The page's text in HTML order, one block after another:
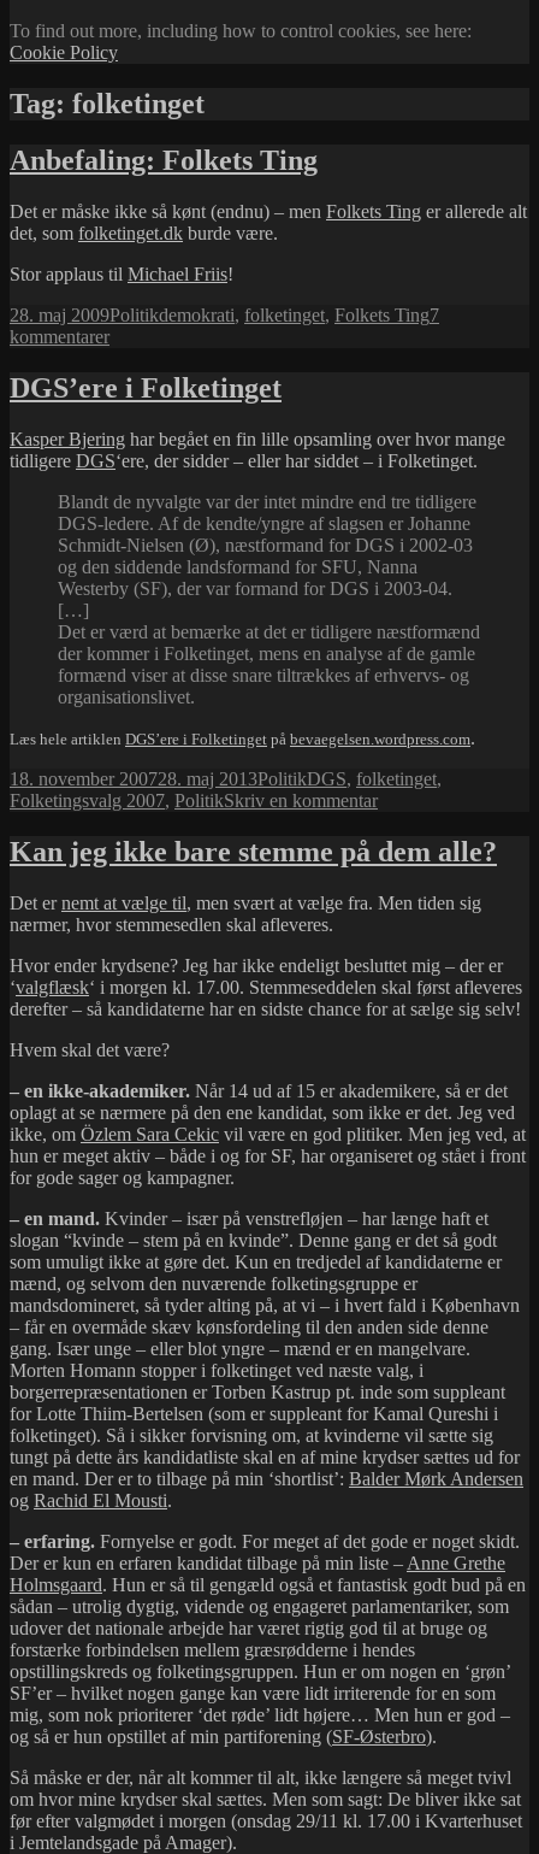
To find out more, including how to control cookies, see here:
Cookie Policy
Tag: folketinget
Anbefaling: Folkets Ting
Det er måske ikke så kønt (endnu) – men Folkets Ting er allerede alt
det, som folketinget.dk burde være.
Stor applaus til Michael Friis!
Udgivet
i
28. maj 2009Kategorier
PolitikTags
demokrati, folketinget, Folkets Ting7
kommentarertil
Folkets
Ting
DGS’ere i Folketinget
Kasper Bjering har begået en fin lille opsamling over hvor mange
tidligere DGS‘ere, der sidder – eller har siddet – i Folketinget.
Blandt de nyvalgte var der intet mindre end tre tidligere
DGS-ledere. Af de kendte/yngre af slagsen er Johanne
Schmidt-Nielsen (Ø), næstformand for DGS i 2002-03
og den siddende landsformand for SFU, Nanna
Westerby (SF), der var formand for DGS i 2003-04.
[…]
Det er værd at bemærke at det er tidligere næstformænd
der kommer i Folketinget, mens en analyse af de gamle
formænd viser at disse snare tiltrækkes af erhvervs- og
organisationslivet.
Læs hele artiklen DGS’ere i Folketinget på bevaegelsen.wordpress.com.
Udgivet
i
18. november 200728. maj 2013Kategorier
PolitikTags
DGS, folketinget,
Folketingsvalg 2007, PolitikSkriv en kommentartil
Folketinget
Kan jeg ikke bare stemme på dem alle?
Det ernemt at vælge til, men svært at vælge fra. Men tiden sig
nærmer, hvor stemmesedlen skal afleveres.
Hvor ender krydsene? Jeg har ikke endeligt besluttet mig – der er
‘valgflæsk‘ i morgen kl. 17.00. Stemmeseddelen skal først afleveres
derefter – så kandidaterne har en sidste chance for at sælge sig selv!
Hvem skal det være?
– en ikke-akademiker. Når 14 ud af 15 er akademikere, så er det
oplagt at se nærmere på den ene kandidat, som ikke er det. Jeg ved
ikke, om Özlem Sara Cekic vil være en god plitiker. Men jeg ved, at
hun er meget aktiv – både i og for SF, har organiseret og stået i front
for gode sager og kampagner.
– en mand. Kvinder – især på venstrefløjen – har længe haft et
slogan “kvinde – stem på en kvinde”. Denne gang er det så godt
som umuligt ikke at gøre det. Kun en tredjedel af kandidaterne er
mænd, og selvom den nuværende folketingsgruppe er
mandsdomineret, så tyder alting på, at vi – i hvert fald i København
– får en overmåde skæv kønsfordeling til den anden side denne
gang. Især unge – eller blot yngre – mænd er en mangelvare.
Morten Homann stopper i folketinget ved næste valg, i
borgerrepræsentationen er Torben Kastrup pt. inde som suppleant
for Lotte Thiim-Bertelsen (som er suppleant for Kamal Qureshi i
folketinget). Så i sikker forvisning om, at kvinderne vil sætte sig
tungt på dette års kandidatliste skal en af mine krydser sættes ud for
en mand. Der er to tilbage på min ‘shortlist’: Balder Mørk Andersen
og Rachid El Mousti.
– erfaring. Fornyelse er godt. For meget af det gode er noget skidt.
Der er kun en erfaren kandidat tilbage på min liste – Anne Grethe
Holmsgaard. Hun er så til gengæld også et fantastisk godt bud på en
sådan – utrolig dygtig, vidende og engageret parlamentariker, som
udover det nationale arbejde har været rigtig god til at bruge og
forstærke forbindelsen mellem græsrødderne i hendes
opstillingskreds og folketingsgruppen. Hun er om nogen en ‘grøn’
SF’er – hvilket nogen gange kan være lidt irriterende for en som
mig, som nok prioriterer ‘det røde’ lidt højere… Men hun er god –
og så er hun opstillet af min partiforening (SF-Østerbro).
Så måske er der, når alt kommer til alt, ikke længere så meget tvivl
om hvor mine krydser skal sættes. Men som sagt: De bliver ikke sat
før efter valgmødet i morgen (onsdag 29/11 kl. 17.00 i Kvarterhuset
i Jemtelandsgade på Amager).